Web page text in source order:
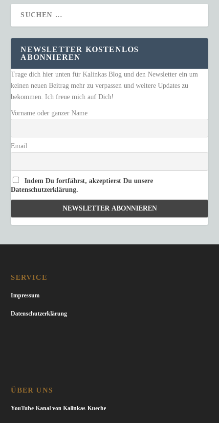
NEWSLETTER KOSTENLOS
ABONNIEREN
Trage dich hier unten für Kalinkas Blog und den Newsletter ein um
keinen neuen Beitrag mehr zu verpassen und weitere Updates zu
bekommen. Ich freue mich auf Dich!
Vorname oder ganzer Name
Email
Indem Du fortfährst, akzeptierst Du unsere
Datenschutzerklärung.
SERVICE
Impressum
Datenschutzerklärung
ÜBER UNS
YouTube-Kanal von Kalinkas-Kueche